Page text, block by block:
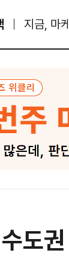
지금, 마
도